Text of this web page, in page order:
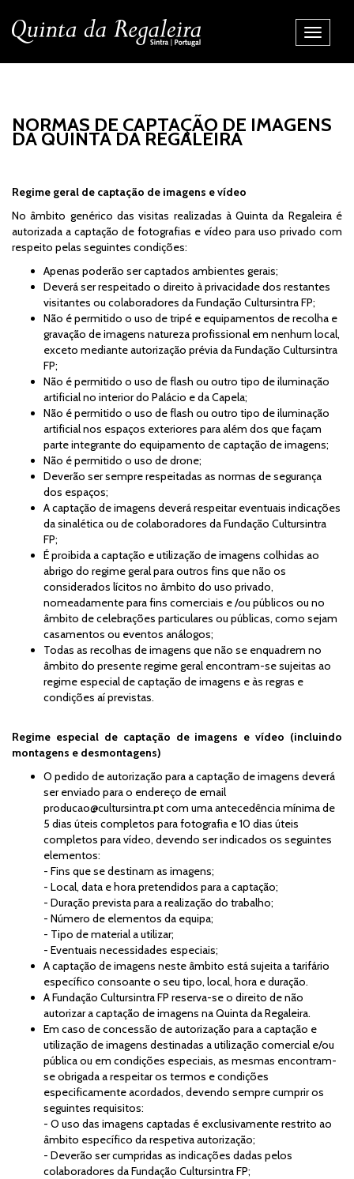
Alternar
NORMAS DE CAPTAÇÃO DE IMAGENS
DA QUINTA DA REGALEIRA
Regime geral de captação de imagens e vídeo
No âmbito genérico das visitas realizadas à Quinta da Regaleira é
autorizada a captação de fotografias e vídeo para uso privado com
respeito pelas seguintes condições:
Apenas poderão ser captados ambientes gerais;
Deverá ser respeitado o direito à privacidade dos restantes
visitantes ou colaboradores da Fundação Cultursintra FP;
Não é permitido o uso de tripé e equipamentos de recolha e
gravação de imagens natureza profissional em nenhum local,
exceto mediante autorização prévia da Fundação Cultursintra
FP;
Não é permitido o uso de flash ou outro tipo de iluminação
artificial no interior do Palácio e da Capela;
Não é permitido o uso de flash ou outro tipo de iluminação
artificial nos espaços exteriores para além dos que façam
parte integrante do equipamento de captação de imagens;
Não é permitido o uso de drone;
Deverão ser sempre respeitadas as normas de segurança
dos espaços;
A captação de imagens deverá respeitar eventuais indicações
da sinalética ou de colaboradores da Fundação Cultursintra
FP;
É proibida a captação e utilização de imagens colhidas ao
abrigo do regime geral para outros fins que não os
considerados lícitos no âmbito do uso privado,
nomeadamente para fins comerciais e /ou públicos ou no
âmbito de celebrações particulares ou públicas, como sejam
casamentos ou eventos análogos;
Todas as recolhas de imagens que não se enquadrem no
âmbito do presente regime geral encontram-se sujeitas ao
regime especial de captação de imagens e às regras e
condições aí previstas.
Regime especial de captação de imagens e vídeo (incluindo
montagens e desmontagens)
O pedido de autorização para a captação de imagens deverá
ser enviado para o endereço de email
producao@cultursintra.ptcom uma antecedência mínima de
5 dias úteis completos para fotografia e 10 dias úteis
completos para vídeo, devendo ser indicados os seguintes
elementos:
- Fins que se destinam as imagens;
- Local, data e hora pretendidos para a captação;
- Duração prevista para a realização do trabalho;
- Número de elementos da equipa;
- Tipo de material a utilizar;
- Eventuais necessidades especiais;
A captação de imagens neste âmbito está sujeita a tarifário
específico consoante o seu tipo, local, hora e duração.
A Fundação Cultursintra FP reserva-se o direito de não
autorizar a captação de imagens na Quinta da Regaleira.
Em caso de concessão de autorização para a captação e
utilização de imagens destinadas a utilização comercial e/ou
pública ou em condições especiais, as mesmas encontram-
se obrigada a respeitar os termos e condições
especificamente acordados, devendo sempre cumprir os
seguintes requisitos:
- O uso das imagens captadas é exclusivamente restrito ao
âmbito específico da respetiva autorização;
- Deverão ser cumpridas as indicações dadas pelos
colaboradores da Fundação Cultursintra FP;